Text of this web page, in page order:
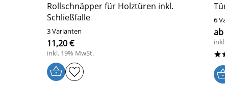
Rollschnäpper für Holztüren inkl.
Schließfalle
3 Varianten
11,20 €
inkl. 19% MwSt.
6
ab